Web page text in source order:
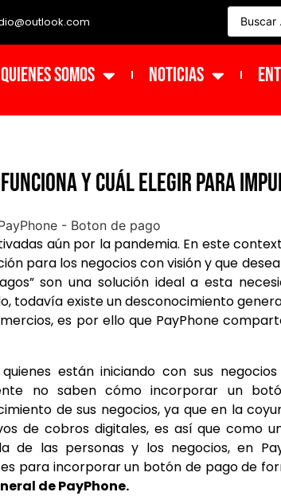
Quienes Somos NOTICIAS
funciona y cuál elegir para
aún por la pandemia. En este
para los negocios con visión y que
son una solución ideal a esta
todavía existe un desconocimiento
es por ello que PayPhone
están iniciando con sus
no saben cómo incorporar un
de sus negocios, ya que en la
de cobros digitales, es así que como
de las personas y los negocios, en
para incorporar un botón de pago de
de PayPhone.